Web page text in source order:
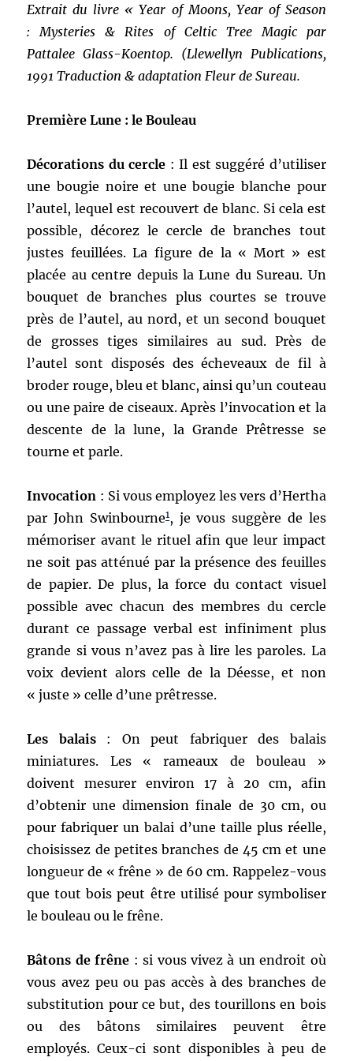
Extrait du livre « Year of Moons, Year of Season
: Mysteries & Rites of Celtic Tree Magic par
Pattalee Glass-Koentop. (Llewellyn Publications,
1991 Traduction & adaptation Fleur de Sureau.
Première Lune : le Bouleau
Décorations du cercle : Il est suggéré d’utiliser
une bougie noire et une bougie blanche pour
l’autel, lequel est recouvert de blanc. Si cela est
possible, décorez le cercle de branches tout
justes feuillées. La figure de la « Mort » est
placée au centre depuis la Lune du Sureau. Un
bouquet de branches plus courtes se trouve
près de l’autel, au nord, et un second bouquet
de grosses tiges similaires au sud. Près de
l’autel sont disposés des écheveaux de fil à
broder rouge, bleu et blanc, ainsi qu’un couteau
ou une paire de ciseaux. Après l’invocation et la
descente de la lune, la Grande Prêtresse se
tourne et parle.
Invocation : Si vous employez les vers d’Hertha
par John Swinbourne1, je vous suggère de les
mémoriser avant le rituel afin que leur impact
ne soit pas atténué par la présence des feuilles
de papier. De plus, la force du contact visuel
possible avec chacun des membres du cercle
durant ce passage verbal est infiniment plus
grande si vous n’avez pas à lire les paroles. La
voix devient alors celle de la Déesse, et non
« juste » celle d’une prêtresse.
Les balais: On peut fabriquer des balais
miniatures. Les « rameaux de bouleau »
doivent mesurer environ 17 à 20 cm, afin
d’obtenir une dimension finale de 30 cm, ou
pour fabriquer un balai d’une taille plus réelle,
choisissez de petites branches de 45 cm et une
longueur de « frêne » de 60 cm. Rappelez-vous
que tout bois peut être utilisé pour symboliser
le bouleau ou le frêne.
Bâtons de frêne : si vous vivez à un endroit où
vous avez peu ou pas accès à des branches de
substitution pour ce but, des tourillons en bois
ou des bâtons similaires peuvent être
employés. Ceux-ci sont disponibles à peu de